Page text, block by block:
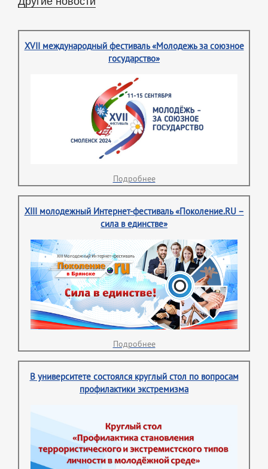
XVII международный фестиваль «Молодежь за союзное
государство»
Подробнее
XIII молодежный Интернет-фестиваль «Поколение.RU –
сила в единстве»
Подробнее
В университете состоялся круглый стол по вопросам
профилактики экстремизма